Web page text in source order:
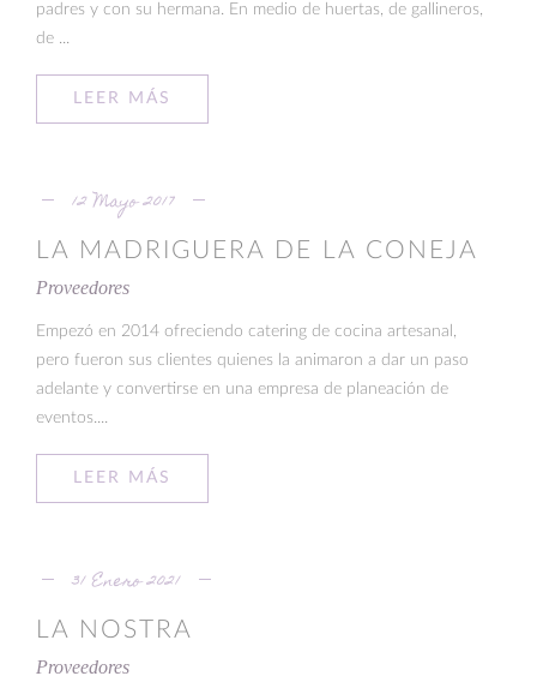
padres y con su hermana. En medio de huertas, de gallineros,
de ...
LEER MÁS
12 Mayo 2017
LA MADRIGUERA DE LA CONEJA
Proveedores
Empezó en 2014 ofreciendo catering de cocina artesanal,
pero fueron sus clientes quienes la animaron a dar un paso
adelante y convertirse en una empresa de planeación de
eventos....
LEER MÁS
31 Enero 2021
LA NOSTRA
Proveedores